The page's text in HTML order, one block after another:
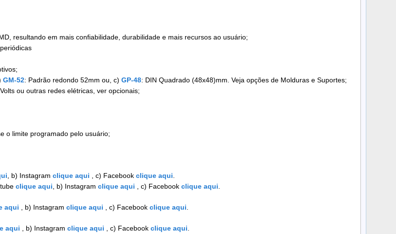
resultando em mais confiabilidade, durabilidade e mais recursos ao usuário;
GM-52: Padrão redondo 52mm ou, c) GP-48: DIN Quadrado (48x48)mm. Veja opções de Molduras e Suportes;
ou outras redes elétricas, ver opcionais;
o limite programado pelo usuário;
, b) Instagram clique aqui , c) Facebook clique aqui
clique aqui , b) Instagram clique aqui , c) Facebook clique aqui
aqui , b) Instagram clique aqui , c) Facebook clique aqui
aqui , b) Instagram clique aqui , c) Facebook clique aqui